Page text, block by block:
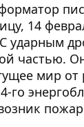
14
ударным
частью.
мир от
го